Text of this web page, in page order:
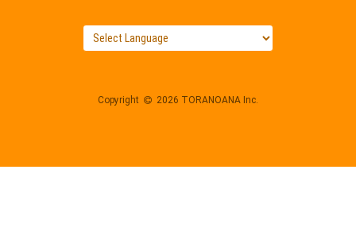
Copyright 2026 TORANOANA Inc.